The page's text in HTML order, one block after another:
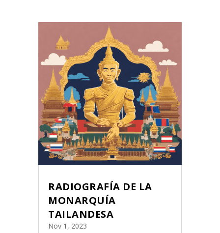
RADIOGRAFÍA DE LA
MONARQUÍA
TAILANDESA
Nov 1, 2023